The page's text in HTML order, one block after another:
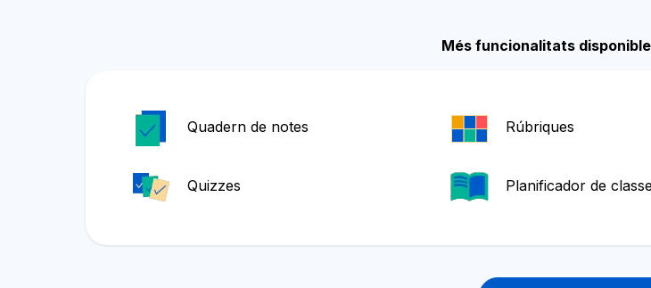
Més funcionalitats
Quadern de notes Rúbriques
Quizzes Planificador de